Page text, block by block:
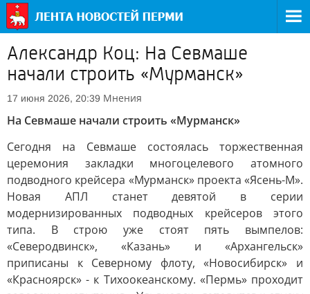
Александр Коц: На Севмаше
начали строить «Мурманск»
17 июня 2026, 20:39 Мнения
На Севмаше начали строить «Мурманск»
Сегодня на Севмаше состоялась торжественная
церемония закладки многоцелевого атомного
подводного крейсера «Мурманск» проекта «Ясень-М».
Новая АПЛ станет девятой в серии
модернизированных подводных крейсеров этого
типа. В строю уже стоят пять вымпелов:
«Северодвинск», «Казань» и «Архангельск»
приписаны к Северному флоту, «Новосибирск» и
«Красноярск» - к Тихоокеанскому. «Пермь» проходит